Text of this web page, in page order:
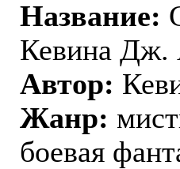
Название:
Кевина Дж.
Автор:
Жанр:
боевая